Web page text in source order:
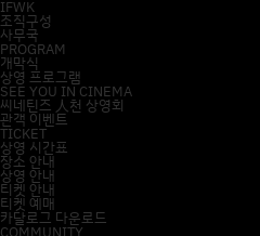
IFWK
조직구성
사무국
PROGRAM
개막식
상영 프로그램
SEE YOU IN CINEMA
씨네틴즈 人천 상영회
관객 이벤트
TICKET
상영 시간표
장소 안내
상영 안내
티켓 안내
티켓 예매
카달로그 다운로드
COMMUNITY